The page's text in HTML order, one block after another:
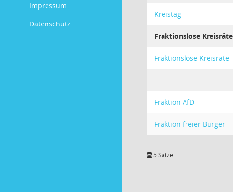
Impressum
Datenschutz
Kreistag
Fraktionslose Kreisräte
Fraktionslose Kreisräte
Fraktion AfD
Fraktion freier Bürger
5 Sätze